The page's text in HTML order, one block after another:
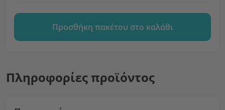
Προσθήκη πακέτου στο καλάθι
Πληροφορίες προϊόντος